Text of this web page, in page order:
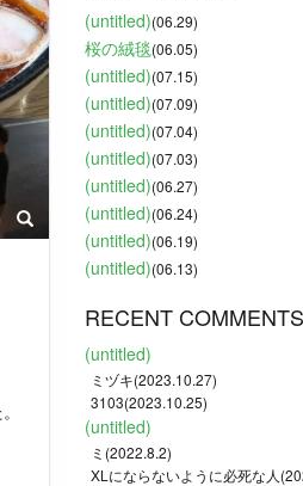
(untitled)(06.29)
桜の絨毯(06.05)
(untitled)(07.15)
(untitled)(07.09)
(untitled)(07.04)
(untitled)(07.03)
(untitled)(06.27)
(untitled)(06.24)
(untitled)(06.19)
(untitled)(06.13)
RECENT COMMENTS
(untitled)
ミヅキ(2023.10.27)
3103(2023.10.25)
(untitled)
ミ(2022.8.2)
XLにならないように必死な人